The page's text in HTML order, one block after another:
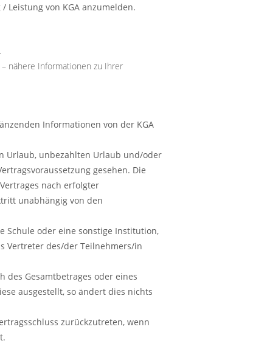
Leistung von KGA anzumelden.
nähere Informationen zu Ihrer
Informationen von der KGA
Urlaub, unbezahlten Urlaub und/oder
gesehen. Die
nach erfolgter
unabhängig von den
Schule oder eine sonstige Institution,
Vertreter des/der Teilnehmers/in
des Gesamtbetrages oder eines
ausgestellt, so ändert dies nichts
zurückzutreten, wenn